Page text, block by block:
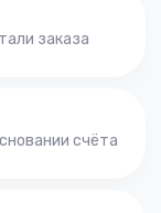
заказа
счёта